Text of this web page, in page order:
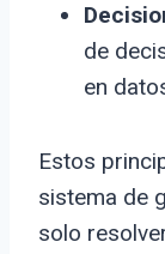
de
en
Estos
sistema de
solo